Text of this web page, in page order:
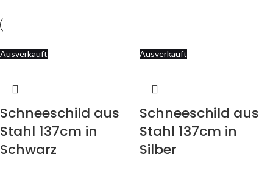
Ausverkauft
Schneeschild aus
Stahl 137cm in
Schwarz
Ausverkauft
Schneeschild aus
Stahl 137cm in
Silber